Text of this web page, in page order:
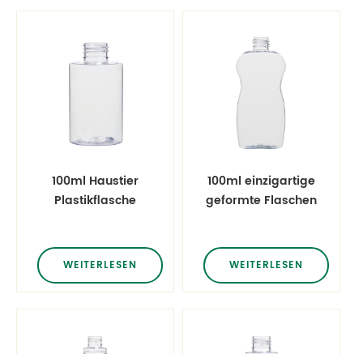
100ml Haustier
Plastikflasche
WEITERLESEN
100ml einzigartige
geformte Flaschen
WEITERLESEN